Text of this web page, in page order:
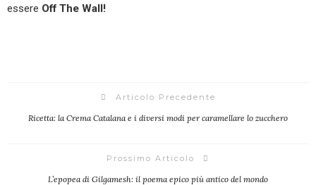
essere Off The Wall!
Articolo Precedente
Ricetta: la Crema Catalana e i diversi modi per caramellare lo zucchero
Prossimo Articolo
L’epopea di Gilgamesh: il poema epico più antico del mondo